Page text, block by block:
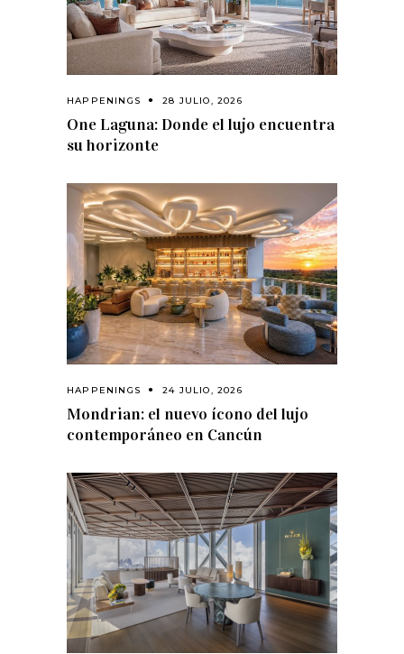
HAPPENINGS 28 JULIO, 2026
One Laguna: Donde el lujo encuentra
su horizonte
HAPPENINGS 24 JULIO, 2026
Mondrian: el nuevo ícono del lujo
contemporáneo en Cancún